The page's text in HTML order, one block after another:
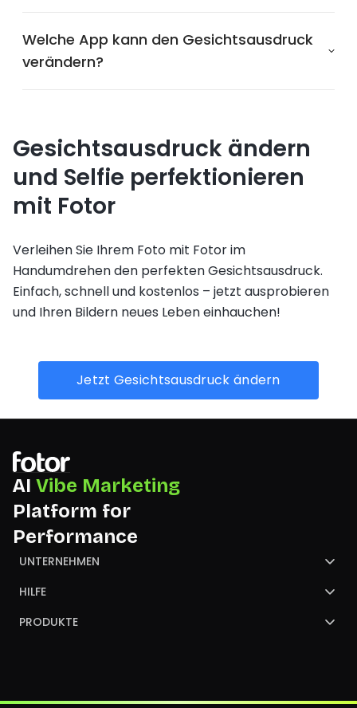
Welche App kann den Gesichtsausdruck
verändern?
Gesichtsausdruck ändern
und Selfie perfektionieren
mit Fotor
Verleihen Sie Ihrem Foto mit Fotor im
Handumdrehen den perfekten Gesichtsausdruck.
Einfach, schnell und kostenlos – jetzt ausprobieren
und Ihren Bildern neues Leben einhauchen!
Jetzt Gesichtsausdruck ändern
AI Vibe Marketing
Platform for
Performance
UNTERNEHMEN
Über uns
Kontaktiere uns
HILFE
Hilfecenter
PRODUKTE